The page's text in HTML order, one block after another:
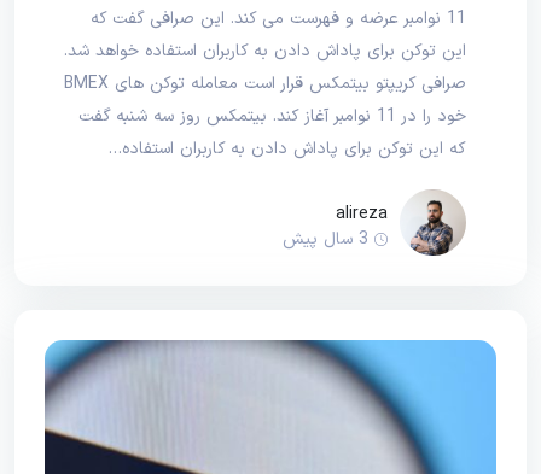
11 نوامبر عرضه و فهرست می کند. این صرافی گفت که
این توکن برای پاداش دادن به کاربران استفاده خواهد شد.
صرافی کریپتو بیتمکس قرار است معامله توکن های BMEX
خود را در 11 نوامبر آغاز کند. بیتمکس روز سه‌ شنبه گفت
که این توکن برای پاداش دادن به کاربران استفاده…
alireza
3 سال پیش